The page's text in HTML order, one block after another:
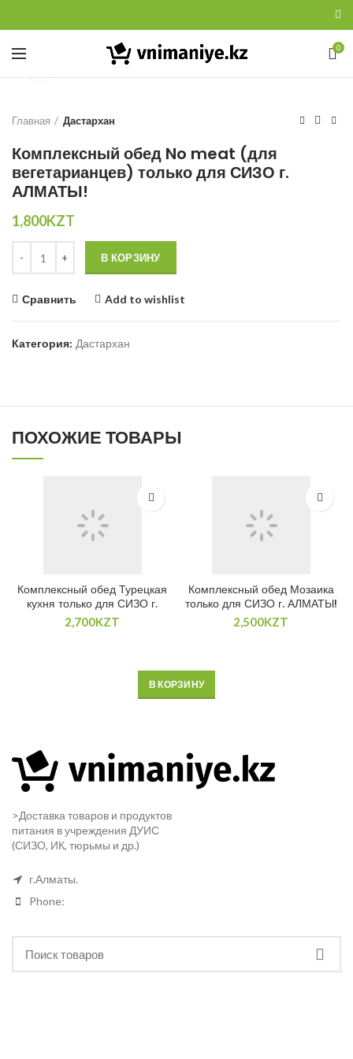
0
Главная Дастархан
Комплексный обед No meat (для
вегетарианцев) только для СИЗО г.
АЛМАТЫ!
1,800KZT
В КОРЗИНУ
Сравнить Add to wishlist
Категория: Дастархан
ПОХОЖИЕ ТОВАРЫ
Комплексный обед Турецкая
кухня только для СИЗО г.
АЛМАТЫ!
2,700KZT
В КОРЗИНУ
Комплексный обед Мозаика
только для СИЗО г. АЛМАТЫ!
2,500KZT
В КОРЗИНУ
>Доставка товаров и продуктов
питания в учреждения ДУИС
(СИЗО, ИК, тюрьмы и др.)
г.Алматы.
Phone: